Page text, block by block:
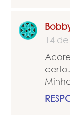
14
certo.